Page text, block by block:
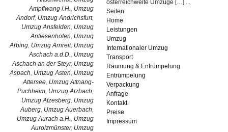
Ampflwang i.H., Umzug
Andorf, Umzug Andrichsfurt,
Umzug Ansfelden, Umzug
Antiesenhofen, Umzug
Arbing, Umzug Arnreit, Umzug
Aschach a.d.D., Umzug
Aschach an der Steyr, Umzug
Aspach, Umzug Asten, Umzug
Attersee, Umzug Attnang-
Puchheim, Umzug Atzbach,
Umzug Atzesberg, Umzug
Auberg, Umzug Auerbach,
Umzug Aurach a.H., Umzug
Aurolzmünster, Umzug
österreichweite Umzüge […] ...
Seiten
Home
Leistungen
Umzug
Internationaler Umzug
Transport
Räumung & Entrümpelung
Entrümpelung
Verpackung
Anfrage
Kontakt
Preise
Impressum